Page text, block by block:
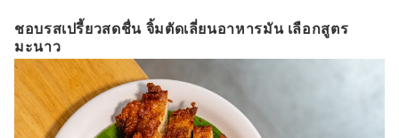
ชอบรสเปรี้ยวสดชื่น จิ้มตัดเลี่ยนอาหารมัน เลือกสูตร
มะนาว